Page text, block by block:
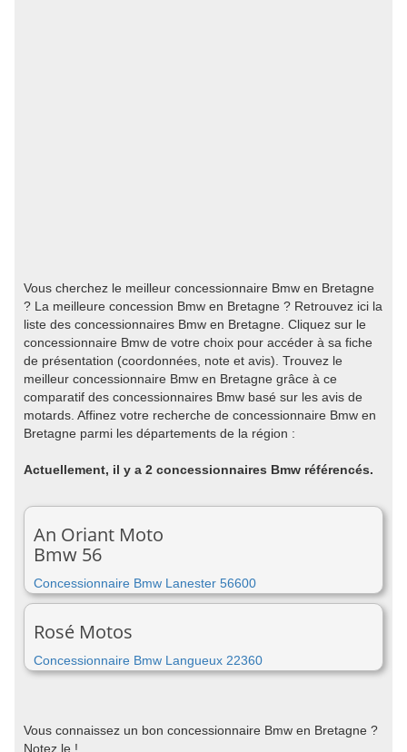
Vous cherchez le meilleur concessionnaire Bmw en Bretagne
? La meilleure concession Bmw en Bretagne ? Retrouvez ici la
liste des concessionnaires Bmw en Bretagne. Cliquez sur le
concessionnaire Bmw de votre choix pour accéder à sa fiche
de présentation (coordonnées, note et avis). Trouvez le
meilleur concessionnaire Bmw en Bretagne grâce à ce
comparatif des concessionnaires Bmw basé sur les avis de
motards. Affinez votre recherche de concessionnaire Bmw en
Bretagne parmi les départements de la région :
Actuellement, il y a 2 concessionnaires Bmw référencés.
An Oriant Moto
Bmw 56
Concessionnaire Bmw Lanester 56600
Rosé Motos
Concessionnaire Bmw Langueux 22360
Vous connaissez un bon concessionnaire Bmw en Bretagne ?
Notez le !